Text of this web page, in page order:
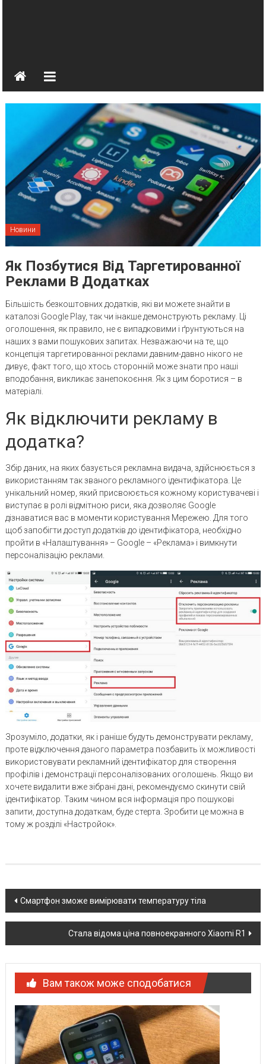
Новини
Як Позбутися Від Таргетированної
Реклами В Додатках
Більшість безкоштовних додатків, які ви можете знайти в
каталозі Google Play, так чи інакше демонструють рекламу. Ці
оголошення, як правило, не є випадковими і ґрунтуються на
наших з вами пошукових запитах. Незважаючи на те, що
концепція таргетированної реклами давним-давно нікого не
дивує, факт того, що хтось сторонній може знати про наші
вподобання, викликає занепокоєння. Як з цим боротися – в
матеріалі.
Як відключити рекламу в
додатка?
Збір даних, на яких базується рекламна видача, здійснюється з
використанням так званого рекламного ідентифікатора. Це
унікальний номер, який присвоюється кожному користувачеві і
виступає в ролі відмітною риси, яка дозволяє Google
дізнаватися вас в моменти користування Мережею. Для того
щоб запобігти доступ додатків до ідентифікатора, необхідно
пройти в «Налаштування» – Google – «Реклама» і вимкнути
персоналізацію реклами.
Зрозуміло, додатки, як і раніше будуть демонструвати рекламу,
проте відключення даного параметра позбавить їх можливості
використовувати рекламний ідентифікатор для створення
профілів і демонстрації персоналізованих оголошень. Якщо ви
хочете видалити вже зібрані дані, рекомендуємо скинути свій
ідентифікатор. Таким чином вся інформація про пошукові
запити, доступна додаткам, буде стерта. Зробити це можна в
тому ж розділі «Настройок».
Post
navigation
Смартфон зможе вимірювати температуру тіла
Стала відома ціна повноекранного Xiaomi R1
Вам також може сподобатися